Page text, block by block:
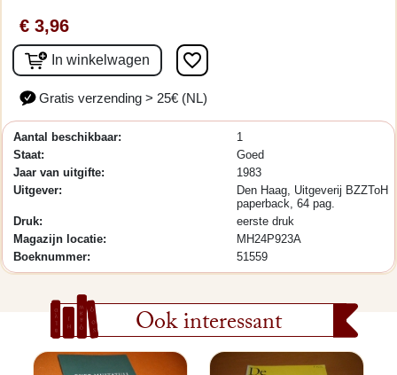
€ 3,96
In winkelwagen favorite_border
Gratis verzending > 25€ (NL)
Aantal beschikbaar:
1
Staat:
Goed
Jaar van uitgifte:
1983
Uitgever:
Den Haag, Uitgeverij BZZToH
paperback, 64 pag.
Druk:
eerste druk
Magazijn locatie:
MH24P923A
Boeknummer:
51559
Ook interessant